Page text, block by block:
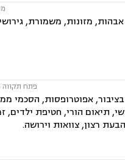
מזונות, משמורת,
פתח תקווה 6 מגדל החלוצים, נתניה
אפוטרופסות, הסכמי
תיאום הורי, חטיפת ילדים,
רצון, צוואות וירושה.